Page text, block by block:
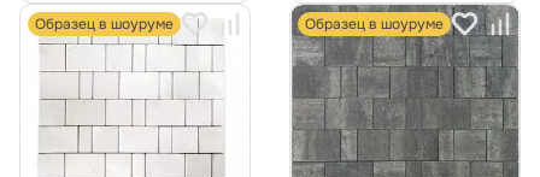
Образец в шоуруме Образец в шоуруме